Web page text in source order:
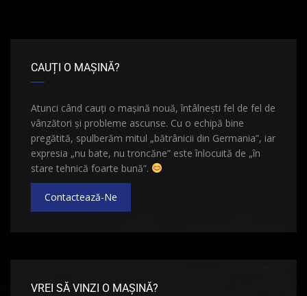
CAUȚI O MAȘINĂ?
Atunci când cauți o mașină nouă, întâlnești fel de fel de
vânzători și probleme ascunse. Cu o echipă bine
pregătită, spulberăm mitul „bătrânicii din Germania”, iar
expresia „nu bate, nu troncăne” este înlocuită de „în
stare tehnică foarte bună”.
Contactează-Ne
VREI SĂ VINZI O MAȘINĂ?